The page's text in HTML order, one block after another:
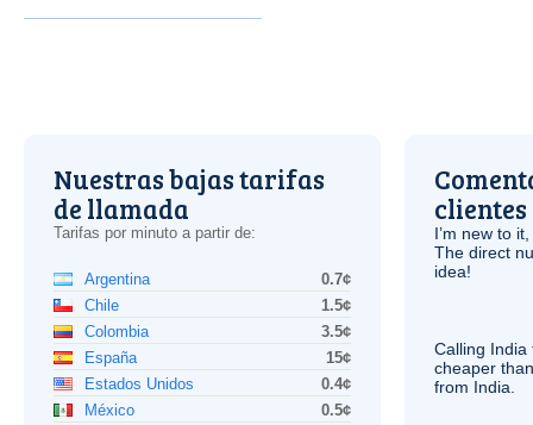
Nuestras bajas tarifas
de llamada
Tarifas por minuto a partir de:
Argentina
0.7¢
Chile
1.5¢
Colombia
3.5¢
España
15¢
Estados Unidos
0.4¢
México
0.5¢
clientes
I’m new to
The direct
idea!
Calling
cheaper
from India.